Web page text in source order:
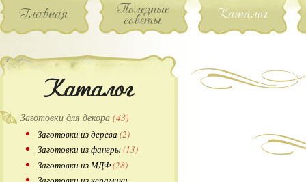
Главная Полезные
советы Каталог
Каталог
Заготовки для декора (43)
Заготовки из дерева (2)
Заготовки из фанеры(13)
Заготовки из МДФ(28)